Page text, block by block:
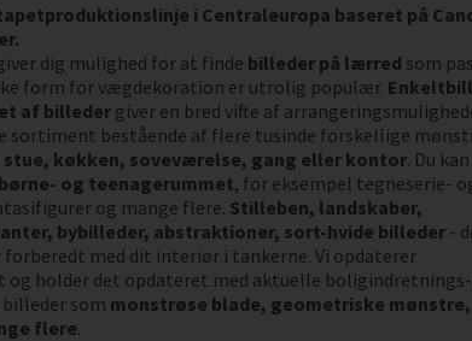
i Centraleuropa baseret på
dig mulighed for at finde billeder på lærred som
form for vægdekoration er utrolig populær.
af billedergiver en bred vifte af
sortiment bestående af flere tusinde forskellige
stue, køkken, soveværelse, gang eller kontor. Du
børne- og teenagerummet, for eksempel tegneserie-
og mange flere. Stilleben, landskaber,
bybilleder, abstraktioner, sort-hvide billeder-
med dit interiør i tankerne. Vi opdaterer
holder det opdateret med aktuelle
som monstrøse blade, geometriske mønstre,
flere.